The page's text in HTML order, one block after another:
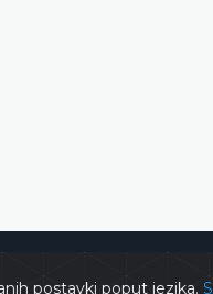
postavki poput jezika.
Copyrights